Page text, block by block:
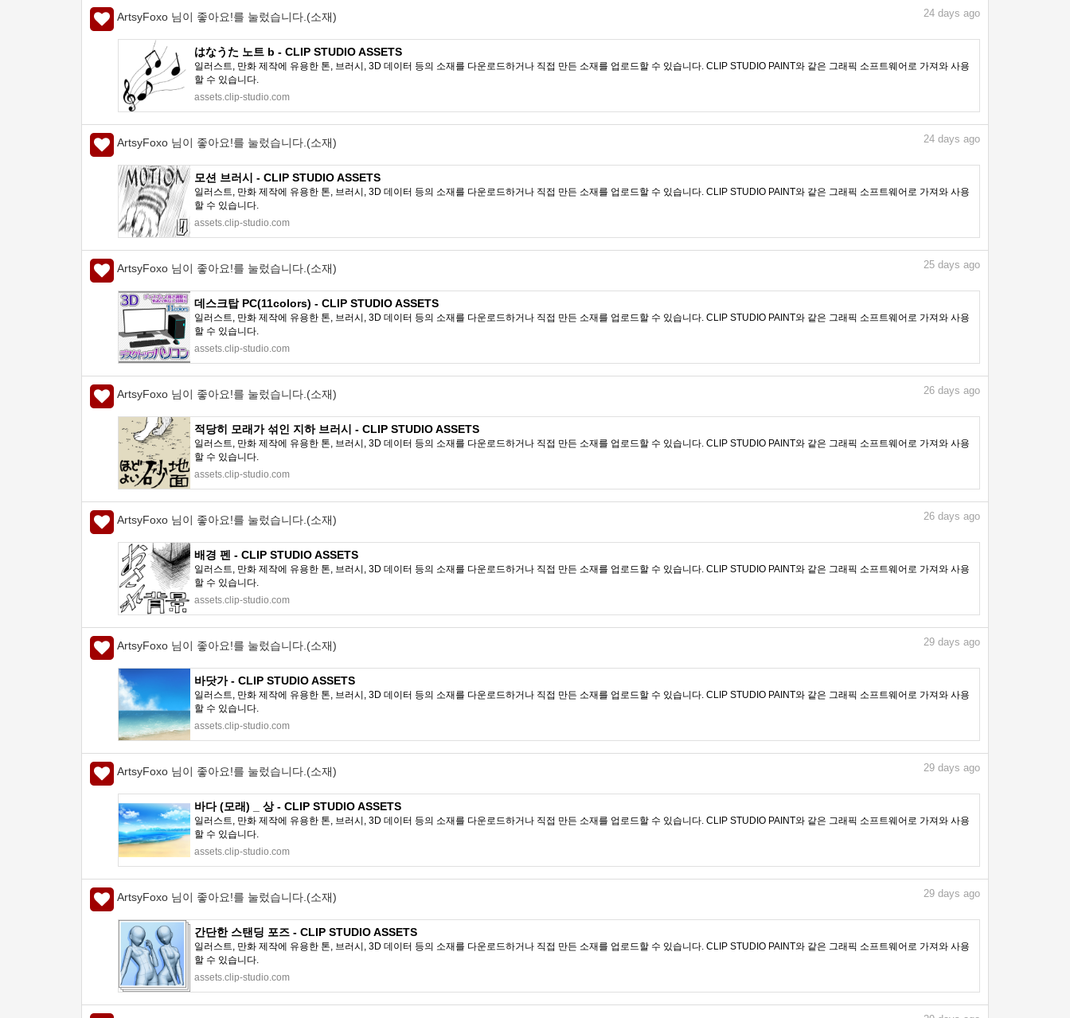
ArtsyFoxo 님이 좋아요!를 눌렀습니다.(소재) 24 days ago
はなうた 노트 b - CLIP STUDIO ASSETS
일러스트, 만화 제작에 유용한 톤, 브러시, 3D 데이터 등의 소재를 다운로드하거나 직접 만든 소재를 업로드할 수 있습니다. CLIP STUDIO PAINT와 같은 그래픽 소프트웨어로 가져와 사용
할 수 있습니다.
assets.clip-studio.com
ArtsyFoxo 님이 좋아요!를 눌렀습니다.(소재) 24 days ago
모션 브러시 - CLIP STUDIO ASSETS
일러스트, 만화 제작에 유용한 톤, 브러시, 3D 데이터 등의 소재를 다운로드하거나 직접 만든 소재를 업로드할 수 있습니다. CLIP STUDIO PAINT와 같은 그래픽 소프트웨어로 가져와 사용
할 수 있습니다.
assets.clip-studio.com
ArtsyFoxo 님이 좋아요!를 눌렀습니다.(소재) 25 days ago
데스크탑 PC(11colors) - CLIP STUDIO ASSETS
일러스트, 만화 제작에 유용한 톤, 브러시, 3D 데이터 등의 소재를 다운로드하거나 직접 만든 소재를 업로드할 수 있습니다. CLIP STUDIO PAINT와 같은 그래픽 소프트웨어로 가져와 사용
할 수 있습니다.
assets.clip-studio.com
ArtsyFoxo 님이 좋아요!를 눌렀습니다.(소재) 26 days ago
적당히 모래가 섞인 지하 브러시 - CLIP STUDIO ASSETS
일러스트, 만화 제작에 유용한 톤, 브러시, 3D 데이터 등의 소재를 다운로드하거나 직접 만든 소재를 업로드할 수 있습니다. CLIP STUDIO PAINT와 같은 그래픽 소프트웨어로 가져와 사용
할 수 있습니다.
assets.clip-studio.com
ArtsyFoxo 님이 좋아요!를 눌렀습니다.(소재) 26 days ago
배경 펜 - CLIP STUDIO ASSETS
일러스트, 만화 제작에 유용한 톤, 브러시, 3D 데이터 등의 소재를 다운로드하거나 직접 만든 소재를 업로드할 수 있습니다. CLIP STUDIO PAINT와 같은 그래픽 소프트웨어로 가져와 사용
할 수 있습니다.
assets.clip-studio.com
ArtsyFoxo 님이 좋아요!를 눌렀습니다.(소재) 29 days ago
바닷가 - CLIP STUDIO ASSETS
일러스트, 만화 제작에 유용한 톤, 브러시, 3D 데이터 등의 소재를 다운로드하거나 직접 만든 소재를 업로드할 수 있습니다. CLIP STUDIO PAINT와 같은 그래픽 소프트웨어로 가져와 사용
할 수 있습니다.
assets.clip-studio.com
ArtsyFoxo 님이 좋아요!를 눌렀습니다.(소재) 29 days ago
바다 (모래) _ 상 - CLIP STUDIO ASSETS
일러스트, 만화 제작에 유용한 톤, 브러시, 3D 데이터 등의 소재를 다운로드하거나 직접 만든 소재를 업로드할 수 있습니다. CLIP STUDIO PAINT와 같은 그래픽 소프트웨어로 가져와 사용
할 수 있습니다.
assets.clip-studio.com
ArtsyFoxo 님이 좋아요!를 눌렀습니다.(소재) 29 days ago
간단한 스탠딩 포즈 - CLIP STUDIO ASSETS
일러스트, 만화 제작에 유용한 톤, 브러시, 3D 데이터 등의 소재를 다운로드하거나 직접 만든 소재를 업로드할 수 있습니다. CLIP STUDIO PAINT와 같은 그래픽 소프트웨어로 가져와 사용
할 수 있습니다.
assets.clip-studio.com